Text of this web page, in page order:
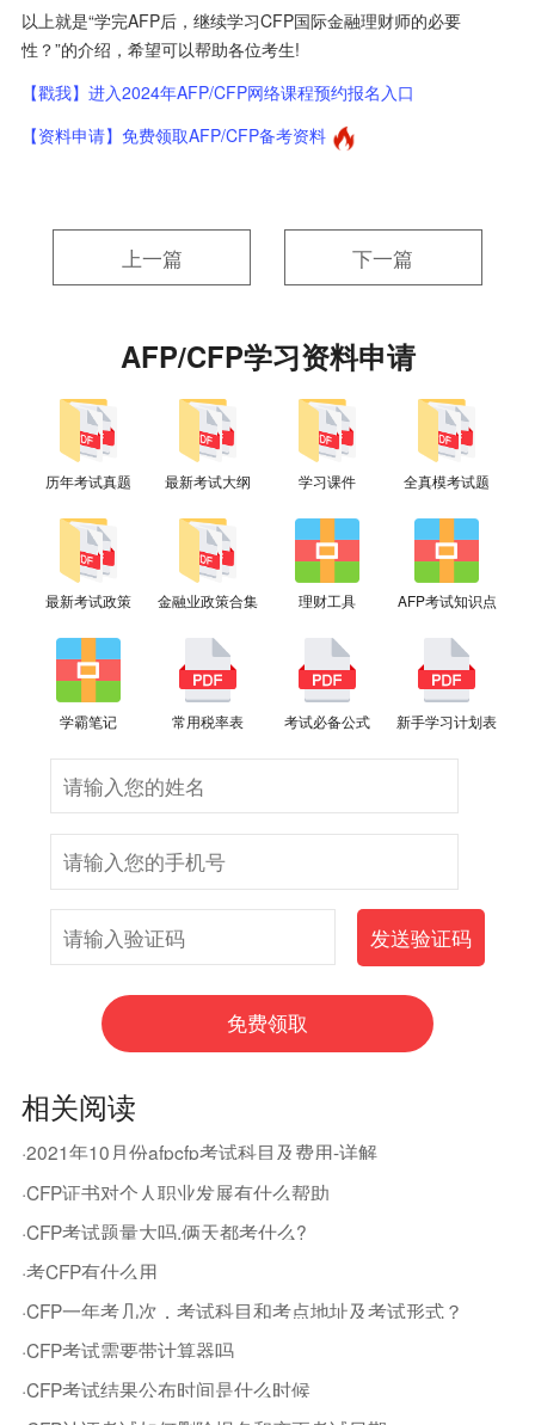
以上就是“学完AFP后，继续学习CFP国际金融理财师的必要
性？”的介绍，希望可以帮助各位考生!
【戳我】进入2024年AFP/CFP网络课程预约报名入口
【资料申请】免费领取AFP/CFP备考资料
上一篇 下一篇
AFP/CFP学习资料申请
历年考试真题 最新考试大纲 学习课件 全真模考试题
最新考试政策 金融业政策合集 理财工具 AFP考试知识点
学霸笔记 常用税率表 考试必备公式 新手学习计划表
相关阅读
·2021年10月份afpcfp考试科目及费用-详解
·CFP证书对个人职业发展有什么帮助
·CFP考试题量大吗,俩天都考什么?
·考CFP有什么用
·CFP一年考几次，考试科目和考点地址及考试形式？
·CFP考试需要带计算器吗
·CFP考试结果公布时间是什么时候